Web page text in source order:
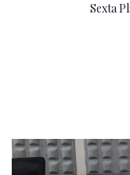
Sexta